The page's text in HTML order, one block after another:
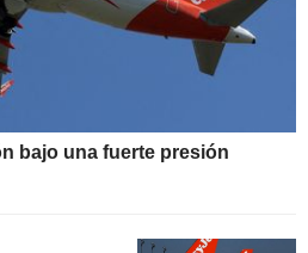
bajo una fuerte presión